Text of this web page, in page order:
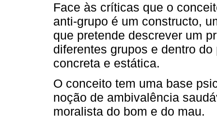
Face às críticas que o
anti-grupo é um constructo,
que pretende descrever um
diferentes grupos e dentro
concreta e estática.
O conceito tem uma base
noção de ambivalência
moralista do bom e do mau.